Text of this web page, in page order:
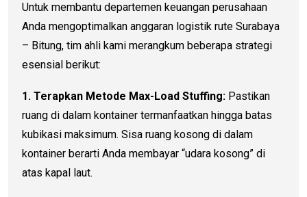
Untuk membantu departemen keuangan perusahaan
Anda mengoptimalkan anggaran logistik rute Surabaya
– Bitung, tim ahli kami merangkum beberapa strategi
esensial berikut:
1. Terapkan Metode Max-Load Stuffing: Pastikan
ruang di dalam kontainer termanfaatkan hingga batas
kubikasi maksimum. Sisa ruang kosong di dalam
kontainer berarti Anda membayar “udara kosong” di
atas kapal laut.